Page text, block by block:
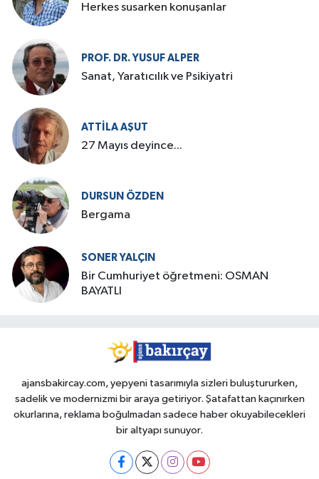
Herkes susarken konuşanlar
PROF. DR. YUSUF ALPER
Sanat, Yaratıcılık ve Psikiyatri
ATTILA AŞUT
27 Mayıs deyince...
DURSUN ÖZDEN
Bergama
SONER YALÇIN
Bir Cumhuriyet öğretmeni: OSMAN
BAYATLI
ajansbakircay.com, yepyeni tasarımıyla sizleri buluştururken,
sadelik ve modernizmi bir araya getiriyor. Şatafattan kaçınırken
okurlarına, reklama boğulmadan sadece haber okuyabilecekleri
bir altyapı sunuyor.